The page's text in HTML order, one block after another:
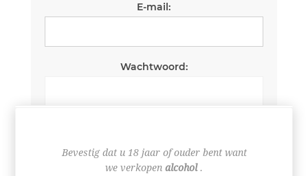
E-mail:
Wachtwoord:
Wachtwoord vergeten?
Bevestig dat u 18 jaar of ouder bent want
we verkopen alcohol.